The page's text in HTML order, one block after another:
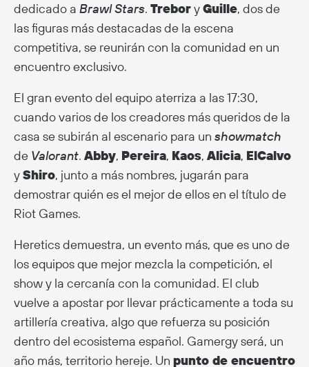
dedicado a Brawl Stars. TreboryGuille, dos de
las figuras más destacadas de la escena
competitiva, se reunirán con la comunidad en un
encuentro exclusivo.
El gran evento del equipo aterriza a las 17:30,
cuando varios de los creadores más queridos de la
casa se subirán al escenario para un showmatch
de Valorant. Abby, Pereira, Kaos, Alicia, ElCalvo
yShiro, junto a más nombres, jugarán para
demostrar quién es el mejor de ellos en el título de
Riot Games.
Heretics demuestra, un evento más, que es uno de
los equipos que mejor mezcla la competición, el
show y la cercanía con la comunidad. El club
vuelve a apostar por llevar prácticamente a toda su
artillería creativa, algo que refuerza su posición
dentro del ecosistema español. Gamergy será, un
año más, territorio hereje. Un punto de encuentro